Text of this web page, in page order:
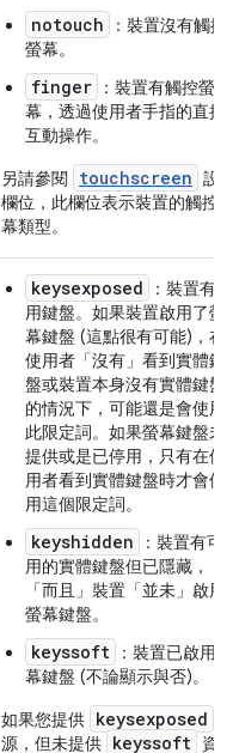
notouch
：裝置沒有觸控
螢幕。
finger
：裝置有觸控螢
幕，透過使用者手指的直接
互動操作。
另請參閱
touchscreen 設
欄位，此欄位表示裝置的觸控
幕類型。
keysexposed
：裝置有可
用鍵盤。如果裝置啟用了螢
幕鍵盤 (這點很有可能)，在
使用者「沒有」 看到實體鍵
盤或裝置本身沒有實體鍵盤
的情況下，可能還是會使用
此限定詞。如果螢幕鍵盤未
提供或是已停用，只有在使
用者看到實體鍵盤時才會使
用這個限定詞。
keyshidden
：裝置有可
用的實體鍵盤但已隱藏，
「而且」裝置「並未」啟用
螢幕鍵盤。
keyssoft
：裝置已啟用螢
幕鍵盤 (不論顯示與否)。
如果您提供 keysexposed
源，但未提供 keyssoft 資